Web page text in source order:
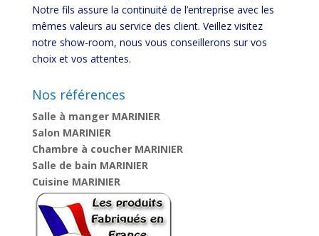
Notre fils assure la continuité de l’entreprise avec les
mêmes valeurs au service des client. Veillez visitez
notre show-room, nous vous conseillerons sur vos
choix et vos attentes.
Nos références
Salle à manger MARINIER
Salon MARINIER
Chambre à coucher MARINIER
Salle de bain MARINIER
Cuisine MARINIER